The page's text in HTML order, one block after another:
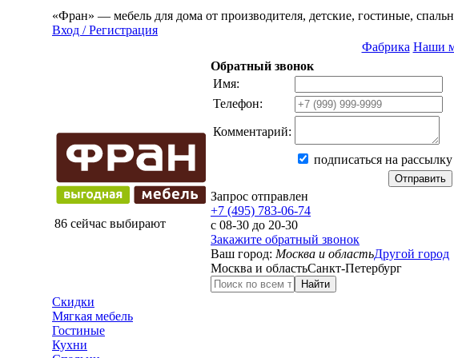
«Фран» — мебель для дома от производителя, детские, гостиные,
Вход / Регистрация
Фабрика Наши
86 сейчас выбирают
Обратный звонок
Имя:
Телефон:
Комментарий:
подписаться на рассылку
Отправить
Запрос отправлен
+7 (495) 783-06-74
с 08-30 до 20-30
Закажите обратный звонок
Ваш город: Москва и областьДругой город
Москва и областьСанкт-Петербург
Найти
Скидки
Мягкая мебель
Гостиные
Кухни